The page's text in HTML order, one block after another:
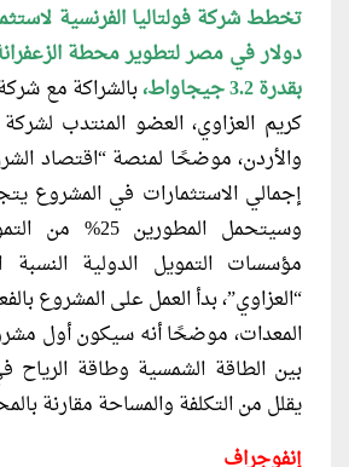
تخطط شركة فولتاليا الفرنسية
دولار في مصر لتطوير محطة
بقدرة 3.2 جيجاواط،
بالشراكة مع
كريم العزاوي، العضو المنتدب
والأردن، موضحًا لمنصة “اقتصاد
إجمالي الاستثمارات في المشروع
وسيتحمل
مؤسسات التمويل الدولية
“العزاوي”، بدأ العمل على المشروع
المعدات، موضحًا أنه سيكون أول
بين الطاقة الشمسية وطاقة
يقلل من التكلفة والمساحة مقارنة